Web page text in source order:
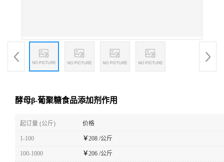
酵母β-葡聚糖食品添加剂作用
起订量 (公斤) 价格
1-100 ￥208 /公斤
100-1000 ￥206 /公斤